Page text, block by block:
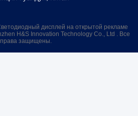
дисплей на открытой рекламе
H&S Innovation Technology Co., Ltd . Все
права защищены.